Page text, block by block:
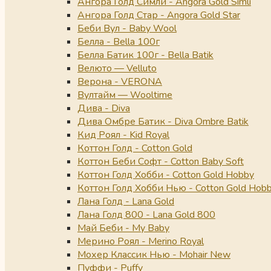
Ангора Голд Стар - Angora Gold Star
Беби Вул - Baby Wool
Белла - Bella 100г
Белла Батик 100г - Bella Batik
Велюто — Velluto
Верона - VERONA
Вултайм — Wooltime
Дива - Diva
Дива Омбре Батик - Diva Ombre Batik
Кид Роял - Kid Royal
Коттон Голд - Cotton Gold
Коттон Беби Софт - Cotton Baby Soft
Коттон Голд Хобби - Cotton Gold Hobby
Коттон Голд Хобби Нью - Cotton Gold
Лана Голд - Lana Gold
Лана Голд 800 - Lana Gold 800
Май Беби - My Baby
Мерино Роял - Merino Royal
Мохер Классик Нью - Mohair New
Пуффи - Puffy